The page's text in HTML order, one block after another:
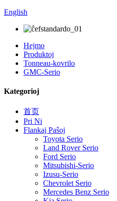
English
Hejmo
Produktoj
Tonneau-kovrilo
GMC-Serio
Kategorioj
首页
Pri Ni
Flankaj Paŝoj
Toyota Serio
Land Rover Serio
Ford Serio
Mitsubishi-Serio
Izusu-Serio
Chevrolet Serio
Mercedes Benz Serio